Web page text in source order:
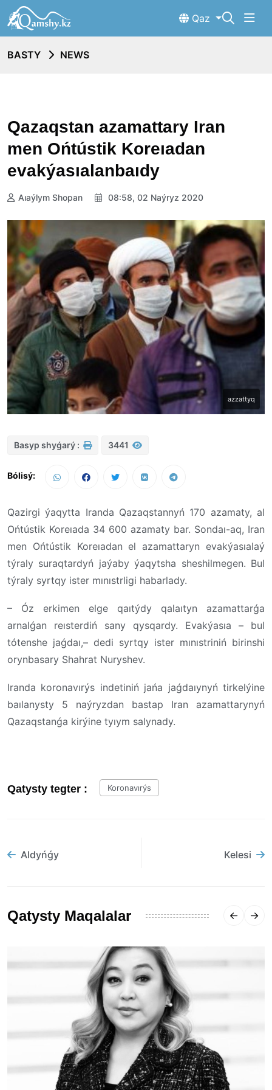
Qaz
BASTY NEWS
Qazaqstan azamattary Iran
men Ońtústik Koreıadan
evakýasıalanbaıdy
Aıaýlym Shopan 08:58, 02 Naýryz 2020
azzattyq
Basyp shyǵarý : 3441
Bólisý:
Qazirgi ýaqytta Iranda Qazaqstannyń 170 azamaty, al
Ońtústik Koreıada 34 600 azamaty bar. Sondaı-aq, Iran
men Ońtústik Koreıadan el azamattaryn evakýasıalaý
týraly suraqtardyń jaýaby ýaqytsha sheshilmegen. Bul
týraly syrtqy ister mınıstrligi habarlady.
– Óz erkimen elge qaıtýdy qalaıtyn azamattarǵa
arnalǵan reısterdiń sany qysqardy. Evakýasıa – bul
tótenshe jaǵdaı,– dedi syrtqy ister mınıstriniń birinshi
orynbasary Shahrat Nuryshev.
Iranda koronavırýs indetiniń jańa jaǵdaıynyń tirkelýine
baılanysty 5 naýryzdan bastap Iran azamattarynyń
Qazaqstanǵa kirýine tyıym salynady.
Qatysty tegter : Koronavırýs
Aldyńǵy Kelesi
Qatysty Maqalalar